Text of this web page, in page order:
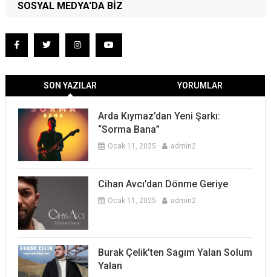
SOSYAL MEDYA'DA BİZ
SON YAZILAR YORUMLAR
Arda Kıymaz’dan Yeni Şarkı:
“Sorma Bana”
Ocak 11, 2025 admin2
Cihan Avcı’dan Dönme Geriye
Ocak 11, 2025 admin2
Burak Çelik’ten Sagım Yalan Solum
Yalan